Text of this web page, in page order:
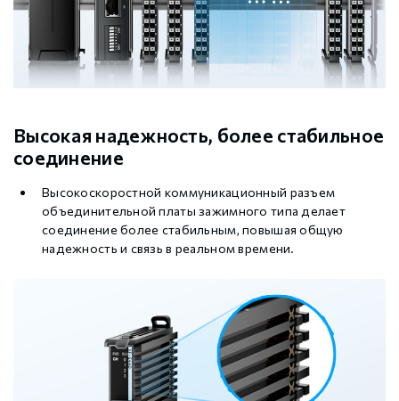
Высокая надежность, более стабильное
соединение
Высокоскоростной коммуникационный разъем
объединительной платы зажимного типа делает
соединение более стабильным, повышая общую
надежность и связь в реальном времени.